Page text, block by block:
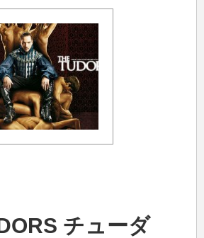
チューダ